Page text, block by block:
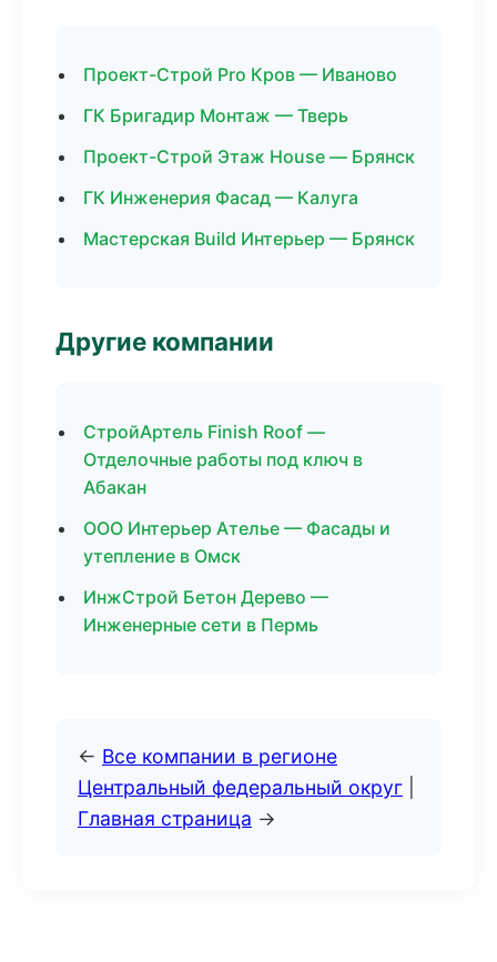
Проект-Строй Pro Кров — Иваново
ГК Бригадир Монтаж — Тверь
Проект-Строй Этаж House — Брянск
ГК Инженерия Фасад — Калуга
Мастерская Build Интерьер — Брянск
Другие компании
СтройАртель Finish Roof —
Отделочные работы под ключ в
Абакан
ООО Интерьер Ателье — Фасады и
утепление в Омск
ИнжСтрой Бетон Дерево —
Инженерные сети в Пермь
← Все компании в регионе
Центральный федеральный округ
Главная страница →